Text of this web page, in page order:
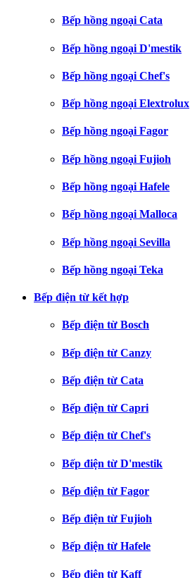
Bếp hồng ngoại Cata
Bếp hồng ngoại D'mestik
Bếp hồng ngoại Chef's
Bếp hồng ngoại Elextrolux
Bếp hồng ngoại Fagor
Bếp hồng ngoại Fujioh
Bếp hồng ngoại Hafele
Bếp hồng ngoại Malloca
Bếp hồng ngoại Sevilla
Bếp hồng ngoại Teka
Bếp điện từ kết hợp
Bếp điện từ Bosch
Bếp điện từ Canzy
Bếp điện từ Cata
Bếp điện từ Capri
Bếp điện từ Chef's
Bếp điện từ D'mestik
Bếp điện từ Fagor
Bếp điện từ Fujioh
Bếp điện từ Hafele
Bếp điện từ Kaff